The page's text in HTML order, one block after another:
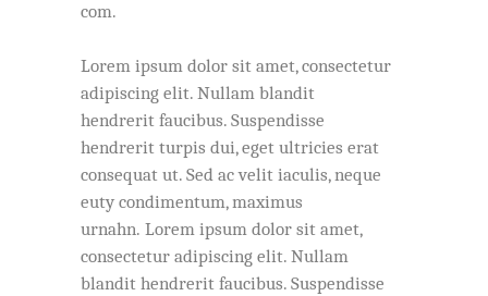
com.
Lorem ipsum dolor sit amet, consectetur
adipiscing elit. Nullam blandit
hendrerit faucibus. Suspendisse
hendrerit turpis dui, eget ultricies erat
consequat ut. Sed ac velit iaculis, neque
euty condimentum, maximus
urnahn. Lorem ipsum dolor sit amet,
consectetur adipiscing elit. Nullam
blandit hendrerit faucibus. Suspendisse